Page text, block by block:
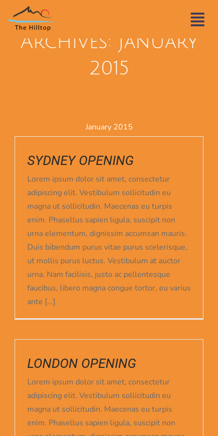
Archives: January
2015
January 2015
SYDNEY OPENING
Lorem ipsum dolor sit amet, consectetur
adipiscing elit. Vestibulum sollicitudin eu
magna ut sollicitudin. Maecenas eu turpis
enim. Phasellus sapien ligula, suscipit non
urna elementum, dignissim accumsan mauris.
Duis bibendum purus vitae purus scelerisque,
ut mollis purus luctus. Vestibulum at auctor
urna. Nam facilisis, justo ac pellentesque
faucibus, libero magna congue tortor, eu varius
ante [...]
LONDON OPENING
Lorem ipsum dolor sit amet, consectetur
adipiscing elit. Vestibulum sollicitudin eu
magna ut sollicitudin. Maecenas eu turpis
enim. Phasellus sapien ligula, suscipit non